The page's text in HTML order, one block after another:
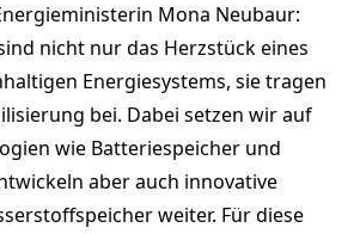
Mona Neubaur:
nicht nur das Herzstück eines
Energiesystems, sie tragen
bei. Dabei setzen wir auf
wie Batteriespeicher und
aber auch innovative
weiter. Für diese